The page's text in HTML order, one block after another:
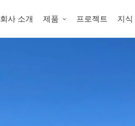
회사 소개 제품 프로젝트 지식